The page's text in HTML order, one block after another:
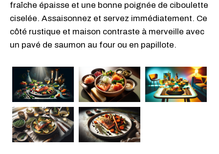
fraîche épaisse et une bonne poignée de ciboulette
ciselée. Assaisonnez et servez immédiatement. Ce
côté rustique et maison contraste à merveille avec
un pavé de saumon au four ou en papillote.